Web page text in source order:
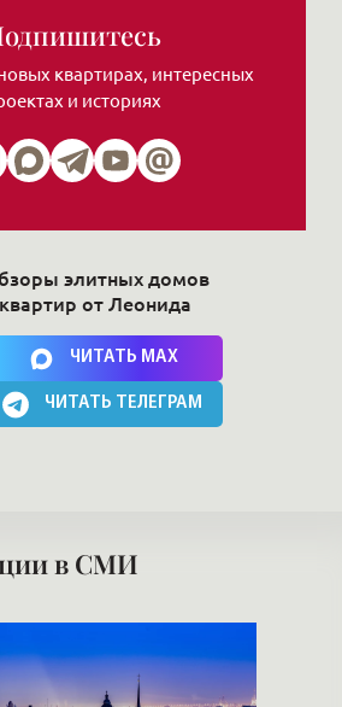
квартирах, интересных
и историях
Вы соглашаетесь c политикой сайта
элитных домов
от Леонида
ЧИТАТЬ MAX
ЧИТАТЬ ТЕЛЕГРАМ
в СМИ